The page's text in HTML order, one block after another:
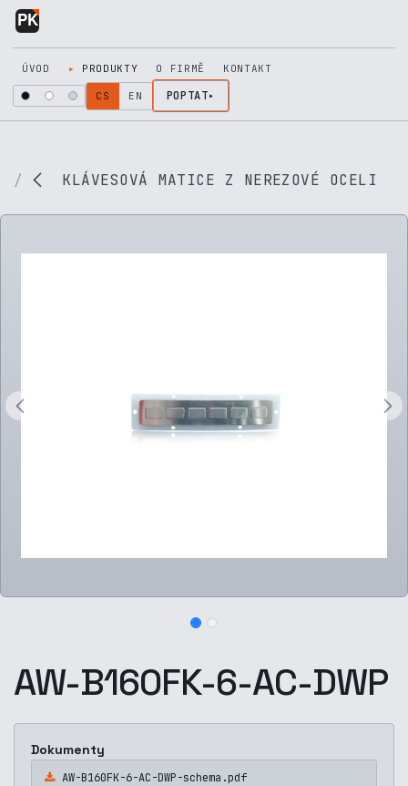
Přejít na obsah
ÚVOD PRODUKTY O FIRMĚ KONTAKT
CS EN POPTAT
KLÁVESOVÁ MATICE Z NEREZOVÉ OCELI
AW-B160FK-6-AC-DWP
Dokumenty
AW-B160FK-6-AC-DWP-schema.pdf